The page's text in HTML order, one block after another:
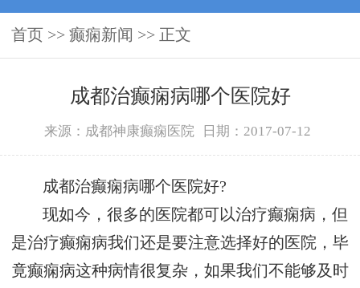
首页 >> 癫痫新闻 >> 正文
成都治癫痫病哪个医院好
来源：成都神康癫痫医院 日期：2017-07-12
成都治癫痫病哪个医院好?
现如今，很多的医院都可以治疗癫痫病，但
是治疗癫痫病我们还是要注意选择好的医院，毕
竟癫痫病这种病情很复杂，如果我们不能够及时